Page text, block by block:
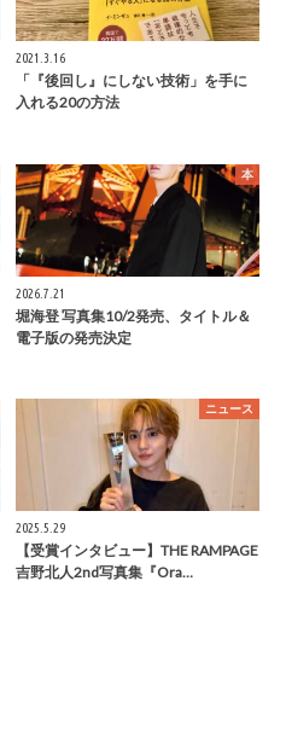
2021.3.16
「『後回し』にしない技術」を手に
入れる20の方法
本
2026.7.21
堀海登 写真集10/2発売、タイトル＆
電子版の発売決定
ニュース
2025.5.29
【受賞インタビュー】THE RAMPAGE
吉野北人2nd写真集『Ora…